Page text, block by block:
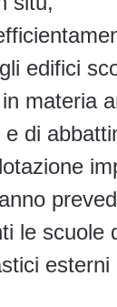
edifici
materia
di
le scuole
esterni